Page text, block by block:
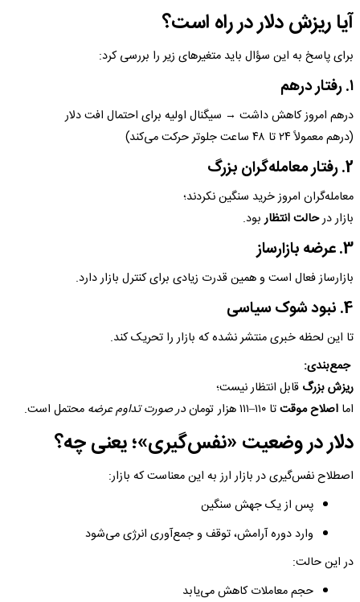
آیا ریزش دلار در راه است؟
برای پاسخ به این سؤال باید متغیرهای زیر را بررسی کرد:
۱. رفتار درهم
درهم امروز کاهش داشت → سیگنال اولیه برای احتمال افت دلار
(درهم معمولاً ۲۴ تا ۴۸ ساعت جلوتر حرکت می‌کند)
2. رفتار معامله‌گران بزرگ
معامله‌گران امروز خرید سنگین نکردند؛
بازار درحالت انتظاربود.
3. عرضه بازارساز
بازارساز فعال است و همین قدرت زیادی برای کنترل بازار دارد.
4. نبود شوک سیاسی
تا این لحظه خبری منتشر نشده که بازار را تحریک کند.
جمع‌بندی:
ریزش بزرگ قابل انتظار نیست؛
اما اصلاح موقتتا ۱۱۰–۱۱۱ هزار تومان در صورت تداوم عرضه محتمل است.
دلار در وضعیت «نفس‌گیری»؛ یعنی چه؟
اصطلاح نفس‌گیری در بازار ارز به این معناست که بازار:
پس از یک جهش سنگین
وارد دوره آرامش، توقف و جمع‌آوری انرژی می‌شود
در این حالت:
حجم معاملات کاهش می‌یابد